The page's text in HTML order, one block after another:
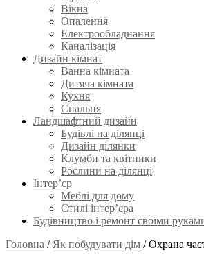
Вікна
Опалення
Електрообладнання
Каналізація
Дизайн кімнат
Ванна кімната
Дитяча кімната
Кухня
Спальня
Ландшафтний дизайн
Будівлі на ділянці
Дизайн ділянки
Клумби та квітники
Рослини на ділянці
Інтер’єр
Меблі для дому
Стилі інтер’єра
Будівництво і ремонт своїми
Головна / Як побудувати дім /Охрана